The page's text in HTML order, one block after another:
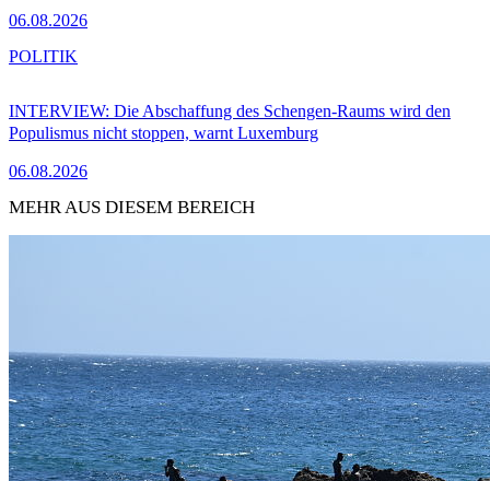
06.08.2026
INTERVIEW: Die Abschaffung des Schengen-Raums wird den
Populismus nicht stoppen, warnt Luxemburg
06.08.2026
POLITIK
MEHR AUS DIESEM BEREICH